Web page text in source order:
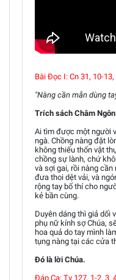
Bài Ðọc I: Cn 31, 10-13,
"Nàng cần mẫn dùng
Trích sách Châm
Ai tìm được một người
ngà. Chồng nàng đặt
không thiếu thốn vật
chồng sự lành, chứ
và sợi gai, rồi nàng
đưa thoi dệt vải, và
rộng tay bố thí cho
kẻ bần cùng.
Duyên dáng thì giả dối
phụ nữ kính sợ Chúa,
hoa quả do tay mình
tụng nàng tại các cửa
Ðó là lời Chúa.
Ðáp Ca: Tv 127, 1-2. 3.